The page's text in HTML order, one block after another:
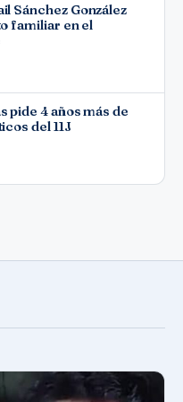
Sánchez González
familiar en el
pide 4 años más de
del 11J